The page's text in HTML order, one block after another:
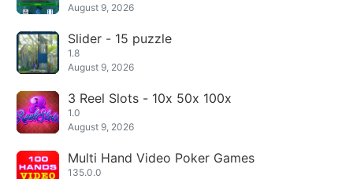
August 9, 2026
Slider - 15 puzzle
1.8
August 9, 2026
3 Reel Slots - 10x 50x 100x
1.0
August 9, 2026
Multi Hand Video Poker Games
135.0.0